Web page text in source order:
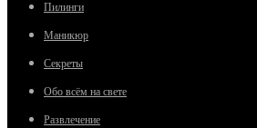
Пилинги
Маникюр
Секреты
Обо всём на свете
Развлечение